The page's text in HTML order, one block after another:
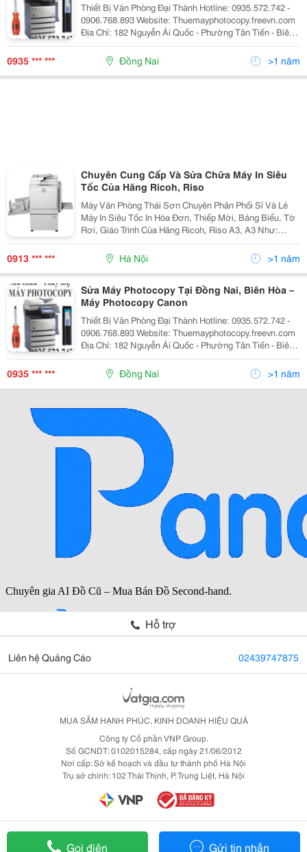
Thiết Bị Văn Phòng Đại Thành Hotline: 0935.572.742 -
0906.768.893 Website: Thuemayphotocopy.freevn.com
Ðịa Chỉ: 182 Nguyễn Ái Quốc - Phường Tân Tiến - Biên
Hòa Tel: 0906.768.893 - 061.3827.316 - Fax:
061.3827.316 Chi Nhánh Tp Hcm : 766 Tr
0935 *** *** Đồng Nai >1 năm
Chuyên Cung Cấp Và Sửa Chữa Máy In Siêu
Tốc Của Hãng Ricoh, Riso
Máy Văn Phòng Thái Sơn Chuyên Phân Phối Sỉ Và Lẻ
Máy In Siêu Tốc In Hóa Đơn, Thiếp Mời, Bảng Biểu, Tờ
Rơi, Giáo Trình Của Hãng Ricoh, Riso A3, A3 Như:
Dx3340, 3343, 4542, 4545, Rz220Ui, 310Ui, 990Ui......
Cung Cấp Vật Tư, Linh Kiện Thay Thế: Mực I
0913 *** *** Hà Nội >1 năm
Sửa Máy Photocopy Tại Đồng Nai, Biên Hòa –
Máy Photocopy Canon
Thiết Bị Văn Phòng Đại Thành Hotline: 0935.572.742 -
0906.768.893 Website: Thuemayphotocopy.freevn.com
Ðịa Chỉ: 182 Nguyễn Ái Quốc - Phường Tân Tiến - Biên
Hòa Tel: 0906.768.893 - 061.3827.316 - Fax:
061.3827.316 Chi Nhánh Tp Hcm : 766 Tr
0935 *** *** Đồng Nai >1 năm
Gọi điện Gửi tin nhắn
Hỗ trợ
Liên hệ Quảng Cáo 02439747875
MUA SẮM HẠNH PHÚC, KINH DOANH HIỆU QUẢ
Công ty Cổ phần VNP Group.
Số GCNDT: 0102015284, cấp ngày 21/06/2012
Nơi cấp: Sở kế hoạch và đầu tư thành phố Hà Nội
Trụ sở chính: 102 Thái Thịnh, P. Trung Liệt, Hà Nội